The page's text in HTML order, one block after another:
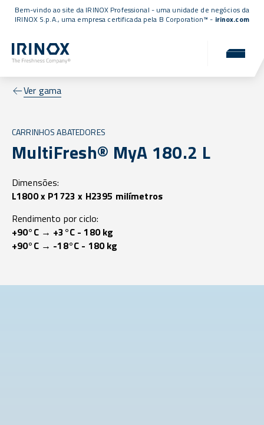
Bem-vindo ao site da IRINOX Professional - uma unidade de negócios da
IRINOX S.p.A., uma empresa certificada pela B Corporation™ - irinox.com
Ver gama
CARRINHOS ABATEDORES
MultiFresh® MyA 180.2 L
Dimensões:
L1800 x P1723 x H2395 milímetros
Rendimento por ciclo:
+90°C → +3°C - 180 kg
+90°C → -18°C - 180 kg